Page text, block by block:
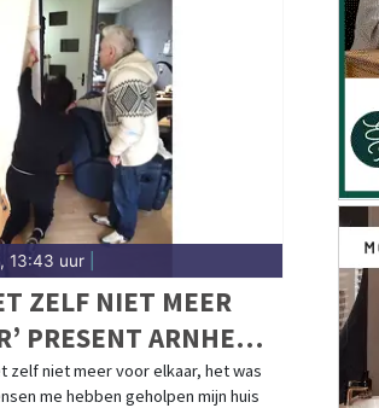
13:43 uur|
ZELF NIET MEER
PRESENT ARNHEM
zelf niet meer voor elkaar, het was
me hebben geholpen mijn huis